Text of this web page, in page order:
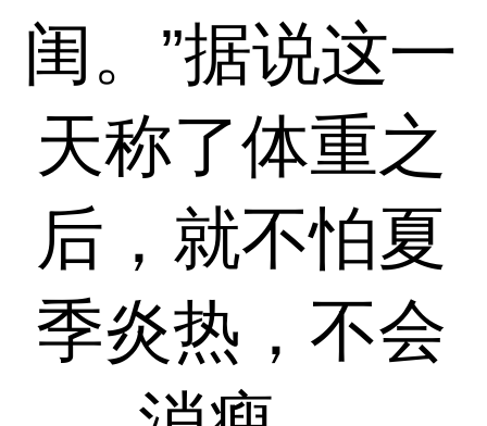
闺。”据说这一
天称了体重之
后，就不怕夏
季炎热，不会